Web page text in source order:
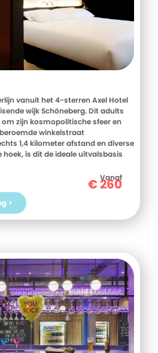
vanuit het 4-sterren Axel Hotel
wijk Schöneberg. Dit adults
zijn kosmopolitische sfeer en
winkelstraat
1,4 kilometer afstand en diverse
is dit de ideale uitvalsbasis
en een flatscreen-tv.
ontbijt in het restaurant en
de Urban Bar op het dak, met
de stad. Ontspan in de
hot tub en fitnesscentrum. Boek
Vanaf
€260
>